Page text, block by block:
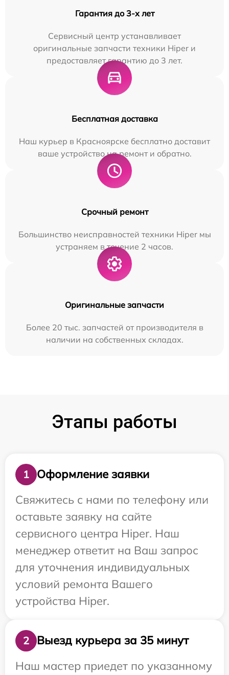
Гарантия до 3-х лет
Сервисный центр устанавливает
оригинальные запчасти техники Hiper и
предоставляет гарантию до 3 лет.
Бесплатная доставка
Наш курьер в Красноярске бесплатно доставит
ваше устройство на ремонт и обратно.
Срочный ремонт
Большинство неисправностей техники Hiper мы
устраняем в течение 2 часов.
Оригинальные запчасти
Более 20 тыс. запчастей от производителя в
наличии на собственных складах.
Этапы работы
1
Оформление заявки
Свяжитесь с нами по телефону или
оставьте заявку на сайте
сервисного центра Hiper. Наш
менеджер ответит на Ваш запрос
для уточнения индивидуальных
условий ремонта Вашего
устройства Hiper.
2
Выезд курьера за 35 минут
Наш мастер приедет по указанному